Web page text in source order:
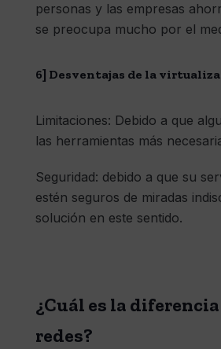
personas y las empresas
se preocupa mucho por el
6] Desventajas de la
Limitaciones: Debido a que
las herramientas más
Seguridad: debido a que su
estén seguros de miradas
solución en este sentido.
¿Cuál es la
redes?